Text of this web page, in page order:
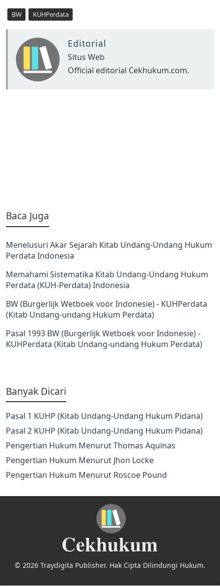
BW KUHPerdata
Editorial
Situs Web
Official editorial Cekhukum.com.
Baca Juga
Menelusuri Akar Sejarah Kitab Undang-Undang Hukum
Perdata Indonesia
Memahami Sistematika Kitab Undang-Undang Hukum
Perdata (KUH-Perdata) Indonesia
BW (Burgerlijk Wetboek voor Indonesie) - KUHPerdata
(Kitab Undang-undang Hukum Perdata)
Pasal 1993 BW (Burgerlijk Wetboek voor Indonesie) -
KUHPerdata (Kitab Undang-undang Hukum Perdata)
Banyak Dicari
Pasal 1 KUHP (Kitab Undang-Undang Hukum Pidana)
Pasal 2 KUHP (Kitab Undang-Undang Hukum Pidana)
Pengertian Hukum Menurut Thomas Aquinas
Pengertian Hukum Menurut Jhon Locke
Pengertian Hukum Menurut Roscoe Pound
© 2026 Traydigita Publisher. Hak Cipta Dilindungi Hukum.